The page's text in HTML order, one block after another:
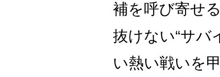
補を呼び寄せ
抜けない“サバ
い熱い戦いを